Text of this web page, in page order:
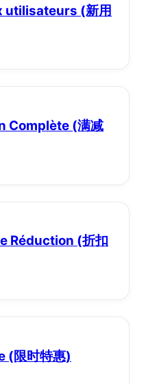
utilisateurs (新用
Complète (满减
Réduction (折扣
(限时特惠)